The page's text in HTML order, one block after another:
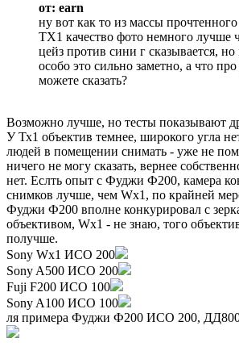
от: earn
ну вот как то из массы
TX1 качество фото немного лучше
цейз против сини г сказывается,
особо это сильно заметно, а что
можете сказать?
Возможно лучше, но тесты показывают
У Тх1 объектив темнее, широкого угла
людей в помещении снимать - уже не
ничего не могу сказать, вернее
нет. Еслть опыт с Фуджи Ф200, камера
снимков лучше, чем Wx1, по крайней
Фуджи Ф200 вполне конкурировал с
объективом, Wx1 - не знаю, того
получше.
Sony Wx1 ИСО 200
Sony A500 ИСО 200
Fuji F200 ИСО 100
Sony A100 ИСО 100
ля примера Фуджи Ф200 ИСО 200,